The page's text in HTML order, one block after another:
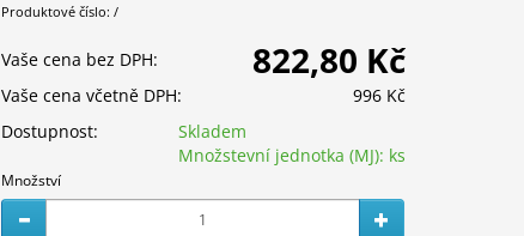
Produktové číslo: /
Vaše cena bez DPH: 822,80 Kč
Vaše cena včetně DPH:
996 Kč
Dostupnost:
Skladem
Množstevní jednotka (MJ): ks
Množství